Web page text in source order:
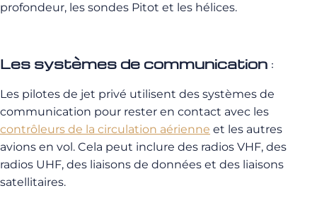
profondeur, les sondes Pitot et les hélices.
Les systèmes de communication :
Les pilotes de jet privé utilisent des systèmes de
communication pour rester en contact avec les
contrôleurs de la circulation aérienne et les autres
avions en vol. Cela peut inclure des radios VHF, des
radios UHF, des liaisons de données et des liaisons
satellitaires.